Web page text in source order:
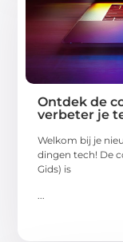
Ontdek de
verbeter je
Welkom bij je
dingen tech! De
Gids) is